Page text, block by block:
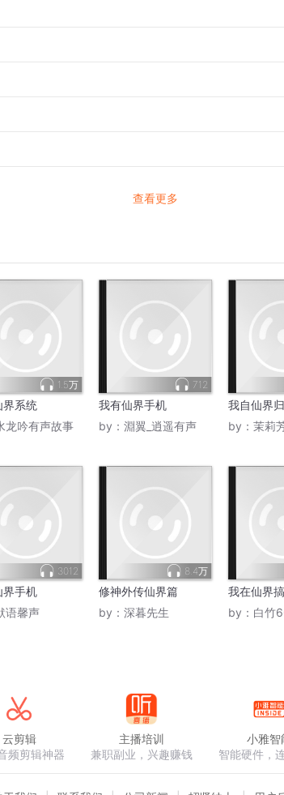
查看更多
1.5万
界系统
龙吟有声故事
712
我有仙界手机
by： 淵翼_逍遥有声
我自仙界
by： 茉莉
3012
界手机
语馨声
8.4万
修神外传仙界篇
by： 深暮先生
我在仙界
by： 白竹
云剪辑
频剪辑神器
主播培训
兼职副业，兴趣赚钱
小雅智
智能硬件，